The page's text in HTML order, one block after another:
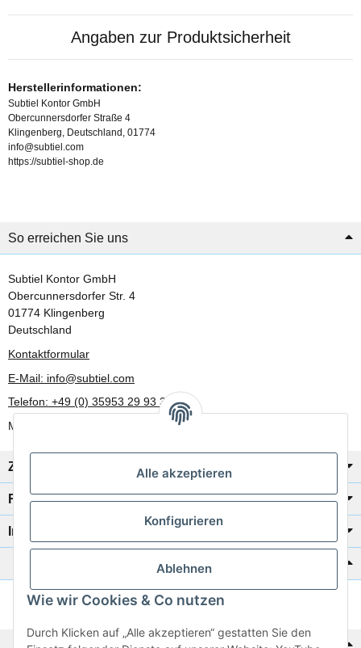
Alle akzeptieren
Konfigurieren
Ablehnen
Wie wir Cookies & Co nutzen
Durch Klicken auf „Alle akzeptieren“ gestatten Sie den
Angaben zur Produktsicherheit
Herstellerinformationen:
Subtiel Kontor GmbH
Obercunnersdorfer Straße 4
Klingenberg, Deutschland, 01774
info@subtiel.com
https://subtiel-shop.de
So erreichen Sie uns
Subtiel Kontor GmbH
Obercunnersdorfer Str. 4
01774 Klingenberg
Deutschland
Kontaktformular
E-Mail: info@subtiel.com
Telefon: +49 (0) 35953 29 93 30
Mo-Fr: 8:00 Uhr - 17:00 Uhr
Zahlung/Versand
Rechtliches
Informationen
Katalog zur Hand?
Zur Schnellbestellung
Noch kein Katalog?